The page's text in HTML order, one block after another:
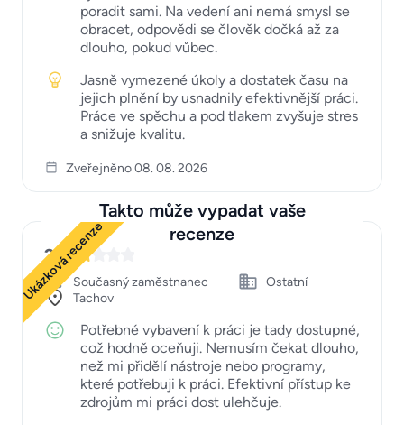
poradit sami. Na vedení ani nemá smysl se
obracet, odpovědi se člověk dočká až za
dlouho, pokud vůbec.
Jasně vymezené úkoly a dostatek času na
jejich plnění by usnadnily efektivnější práci.
Práce ve spěchu a pod tlakem zvyšuje stres
a snižuje kvalitu.
Zveřejněno 08. 08. 2026
Takto může vypadat vaše
recenze
Ukázková recenze
2
Současný zaměstnanec
Ostatní
Tachov
Potřebné vybavení k práci je tady dostupné,
což hodně oceňuji. Nemusím čekat dlouho,
než mi přidělí nástroje nebo programy,
které potřebuji k práci. Efektivní přístup ke
zdrojům mi práci dost ulehčuje.